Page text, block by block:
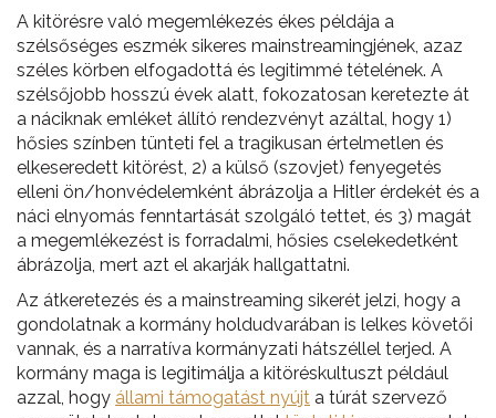
A kitörésre való megemlékezés ékes példája a
szélsőséges eszmék sikeres mainstreamingjének, azaz
széles körben elfogadottá és legitimmé tételének. A
szélsőjobb hosszú évek alatt, fokozatosan keretezte át
a náciknak emléket állító rendezvényt azáltal, hogy 1)
hősies színben tünteti fel a tragikusan értelmetlen és
elkeseredett kitörést, 2) a külső (szovjet) fenyegetés
elleni ön/honvédelemként ábrázolja a Hitler érdekét és a
náci elnyomás fenntartását szolgáló tettet, és 3) magát
a megemlékezést is forradalmi, hősies cselekedetként
ábrázolja, mert azt el akarják hallgattatni.
Az átkeretezés és a mainstreaming sikerét jelzi, hogy a
gondolatnak a kormány holdudvarában is lelkes követői
vannak, és a narratíva kormányzati hátszéllel terjed. A
kormány maga is legitimálja a kitöréskultuszt például
azzal, hogy állami támogatást nyújt a túrát szervező